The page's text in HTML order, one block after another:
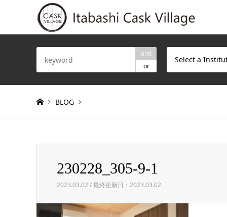
and
or
Select a
BLOG
230228_305-9-1
230228_305-9-1
2023.03.02 / 最終更新日：2023.03.02